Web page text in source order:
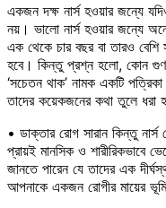
একজন দক্ষ নার্স হওয়ার জন্যে
নয়। ভালো নার্স হওয়ার জন্যে
এক থেকে চার বছর বা তারও
হবে। কিন্তু প্রশ্ন হলো, কোন
‘সচেতন থাক’ নামক একটি
তাদের কয়েকজনের কথা তুলে ধরা
• ডাক্তার রোগ সারান কিন্তু
প্রায়ই মানসিক ও শারীরিকভাবে
জানতে পারেন যে তাদের এক
আপনাকে একজন রোগীর মায়ের